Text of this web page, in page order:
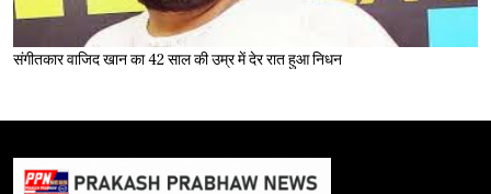
संगीतकार वाजिद खान का 42 साल की उम्र में देर रात हुआ निधन